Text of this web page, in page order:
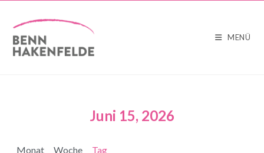
MENÜ
Juni 15, 2026
Monat Woche Tag